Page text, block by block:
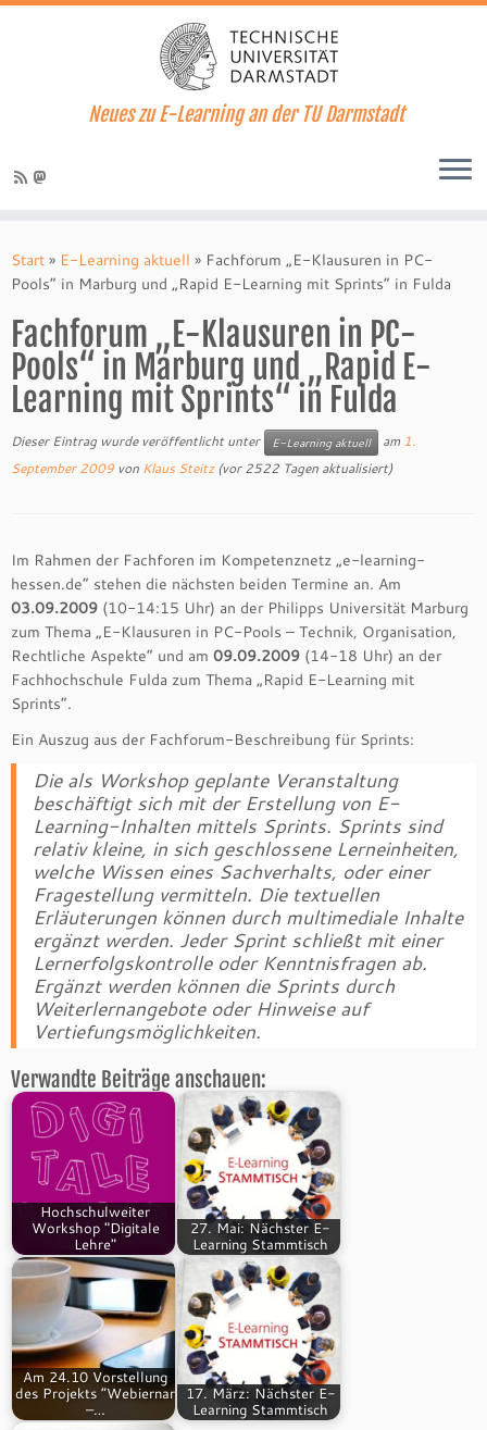
Inhalt
springen
Neues zu E-Learning an der TU Darmstadt
Start » E-Learning aktuell » Fachforum „E-Klausuren in PC-
Pools“ in Marburg und „Rapid E-Learning mit Sprints“ in Fulda
Fachforum „E-Klausuren in PC-
Pools“ in Marburg und „Rapid E-
Learning mit Sprints“ in Fulda
Dieser Eintrag wurde veröffentlicht unter E-Learning aktuell am 1.
September 2009 von Klaus Steitz(vor 2522 Tagen aktualisiert)
Im Rahmen der Fachforen im Kompetenznetz „e-learning-
hessen.de“ stehen die nächsten beiden Termine an. Am
03.09.2009 (10-14:15 Uhr) an der Philipps Universität Marburg
zum Thema „E-Klausuren in PC-Pools – Technik, Organisation,
Rechtliche Aspekte“ und am 09.09.2009 (14-18 Uhr) an der
Fachhochschule Fulda zum Thema „Rapid E-Learning mit
Sprints“.
Ein Auszug aus der Fachforum-Beschreibung für Sprints:
Die als Workshop geplante Veranstaltung
beschäftigt sich mit der Erstellung von E-
Learning-Inhalten mittels Sprints. Sprints sind
relativ kleine, in sich geschlossene Lerneinheiten,
welche Wissen eines Sachverhalts, oder einer
Fragestellung vermitteln. Die textuellen
Erläuterungen können durch multimediale Inhalte
ergänzt werden. Jeder Sprint schließt mit einer
Lernerfolgskontrolle oder Kenntnisfragen ab.
Ergänzt werden können die Sprints durch
Weiterlernangebote oder Hinweise auf
Vertiefungsmöglichkeiten.
Verwandte Beiträge anschauen:
Hochschulweiter
Workshop "Digitale
Lehre"
27. Mai: Nächster E-
Learning Stammtisch
Am 24.10 Vorstellung
des Projekts “Webiernar
–…
17. März: Nächster E-
Learning Stammtisch